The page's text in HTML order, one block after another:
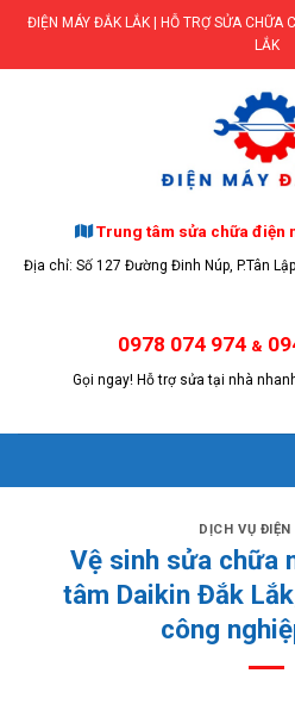
Skip
content
ĐIỆN MÁY ĐẮK LẮK | HỖ TRỢ SỬA CHỮA
LẮK
Trung tâm sửa chữa điện
Địa chỉ: Số 127 Đường Đinh Núp, P.Tân
0978 074 974 &
Gọi ngay! Hỗ trợ sửa tại nhà
DỊCH VỤ ĐIỆN
Vệ sinh sửa chữa
tâm Daikin Đắk
công